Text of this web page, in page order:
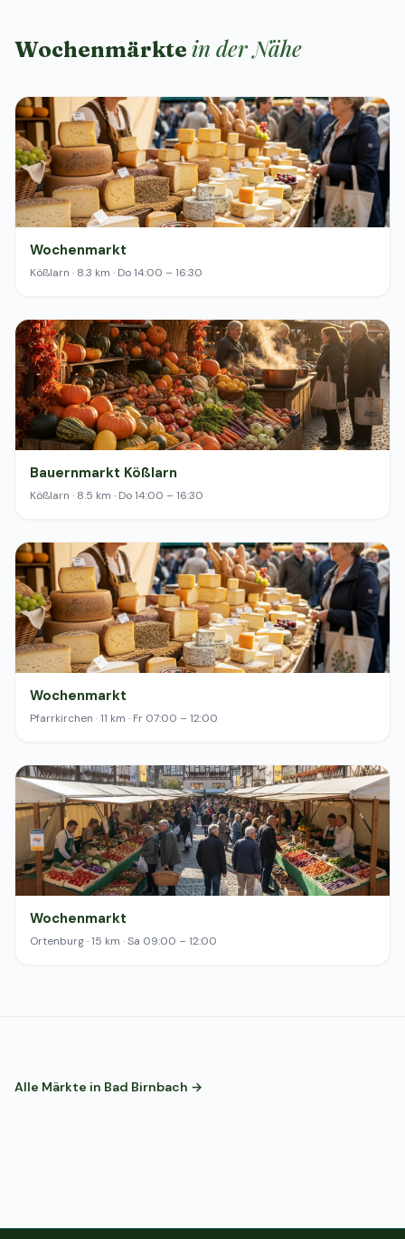
Wochenmärkte in der Nähe
Wochenmarkt
Kößlarn · 8.3 km · Do 14:00 – 16:30
Bauernmarkt Kößlarn
Kößlarn · 8.5 km · Do 14:00 – 16:30
Wochenmarkt
Pfarrkirchen · 11 km · Fr 07:00 – 12:00
Wochenmarkt
Ortenburg · 15 km · Sa 09:00 – 12:00
Alle Märkte in Bad Birnbach →